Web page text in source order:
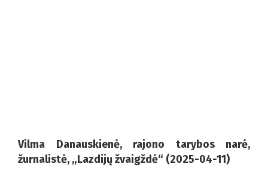
Vilma Danauskienė, rajono tarybos narė,
žurnalistė, „Lazdijų žvaigždė“ (2025-04-11)